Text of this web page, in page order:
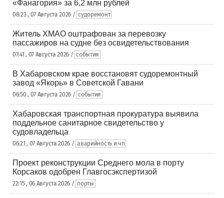
«Фанагория» за 6,2 млн рублей
08:23 , 07 Августа 2026 / судоремонт
Житель ХМАО оштрафован за перевозку
пассажиров на судне без освидетельствования
07:41 , 07 Августа 2026 / события
В Хабаровском крае восстановят судоремонтный
завод «Якорь» в Советской Гавани
06:50 , 07 Августа 2026 / события
Хабаровская транспортная прокуратура выявила
поддельное санитарное свидетельство у
судовладельца
06:21 , 07 Августа 2026 / аварийность и чп
Проект реконструкции Среднего мола в порту
Корсаков одобрен Главгосэкспертизой
22:15 , 06 Августа 2026 / порты